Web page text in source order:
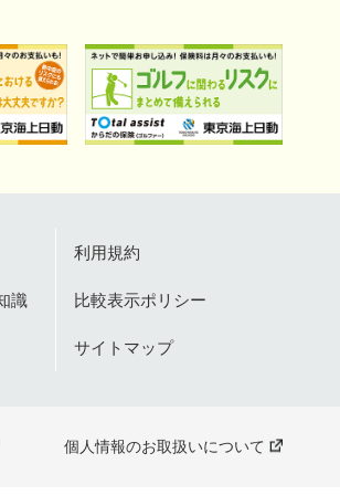
識
利用規約
比較表示ポリシー
サイトマップ
個人情報のお取扱いについて